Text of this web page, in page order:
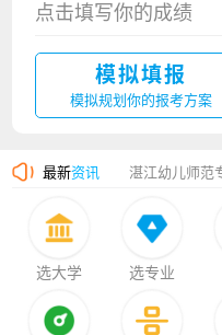
点击填写你的成绩
模拟填报
模拟规划你的报考方案
最新资讯
选大学 选专业